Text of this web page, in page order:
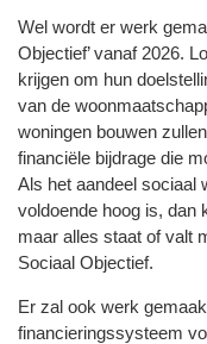
Wel wordt er werk
Objectief’ vanaf 2026.
krijgen om hun
van de
woningen bouwen
financiële bijdrage die
Als het aandeel sociaal
voldoende hoog is, dan
maar alles staat of valt
Sociaal Objectief.
Er zal ook werk
financieringssysteem